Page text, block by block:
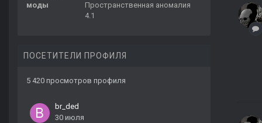
моды
Пространственная аномалия
4.1
ПОСЕТИТЕЛИ ПРОФИЛЯ
5 420 просмотров профиля
br_ded
30 июля